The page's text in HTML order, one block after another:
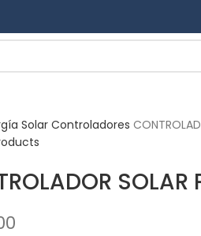
SolarControladores
SOLAR